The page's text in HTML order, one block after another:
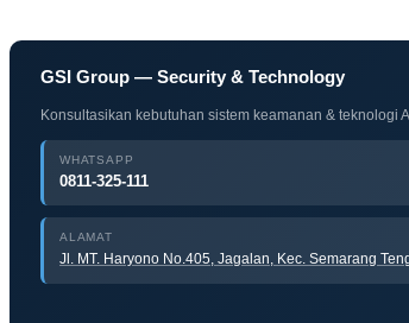
GSI Group — Security & Technology
Konsultasikan kebutuhan sistem keamanan & teknologi
WHATSAPP
0811-325-111
ALAMAT
Jl. MT. Haryono No.405, Jagalan, Kec. Semarang